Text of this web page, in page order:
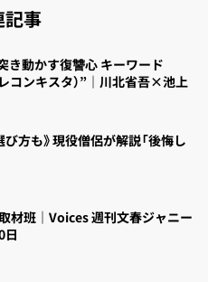
記事
き動かす復讐心 キーワード
コンキスタ）”｜川北省吾×池上
び方も》現役僧侶が解説「後悔し
材班｜Voices 週刊文春ジャニー
日